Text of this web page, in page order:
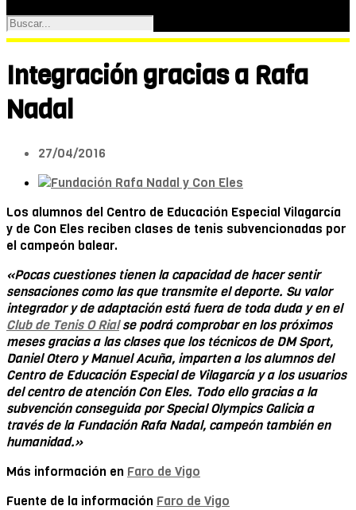
Integración gracias a Rafa
Nadal
27/04/2016
Los alumnos del Centro de Educación Especial Vilagarcía
y de Con Eles reciben clases de tenis subvencionadas por
el campeón balear.
«Pocas cuestiones tienen la capacidad de hacer sentir
sensaciones como las que transmite el deporte. Su valor
integrador y de adaptación está fuera de toda duda y en el
Club de Tenis O Rialse podrá comprobar en los próximos
meses gracias a las clases que los técnicos de DM Sport,
Daniel Otero y Manuel Acuña, imparten a los alumnos del
Centro de Educación Especial de Vilagarcía y a los usuarios
del centro de atención Con Eles. Todo ello gracias a la
subvención conseguida por Special Olympics Galicia a
través de la Fundación Rafa Nadal, campeón también en
humanidad.»
Más información en Faro de Vigo
Fuente de la información Faro de Vigo